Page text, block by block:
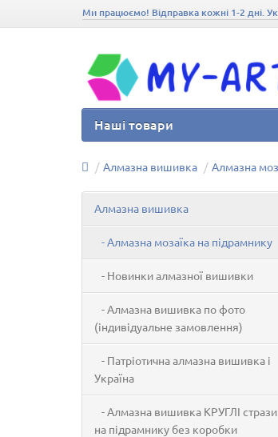
Ми працюємо! Відправка кожні 1-2 дні.
Наші товари
Алмазна вишивка Алмазна
Алмазна вишивка
- Алмазна мозаїка на підрамнику
- Новинки алмазної вишивки
- Алмазна вишивка по фото
(індивідуальне замовлення)
- Патріотична алмазна вишивка і
Україна
- Алмазна вишивка КРУГЛІ стрази
на підрамнику без коробки